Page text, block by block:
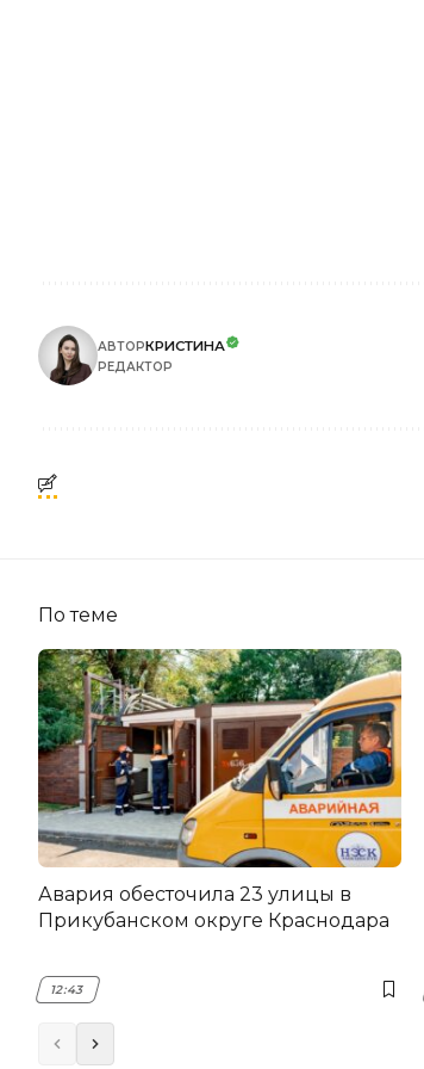
АВТОРКРИСТИНА
РЕДАКТОР
По теме
Авария обесточила 23 улицы в
Прикубанском округе Краснодара
12:43